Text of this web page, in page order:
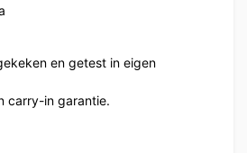
en getest in eigen
carry-in garantie.